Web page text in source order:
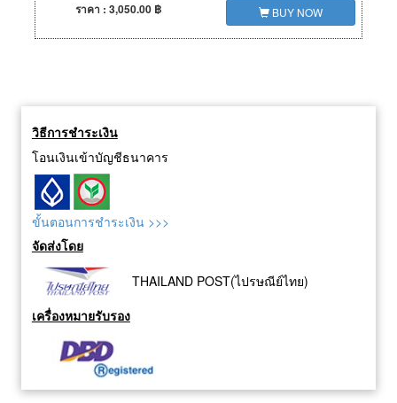
ราคา : 3,050.00 ฿ BUY NOW
วิธีการชำระเงิน
โอนเงินเข้าบัญชีธนาคาร
ขั้นตอนการชำระเงิน >>>
จัดส่งโดย
THAILAND POST(ไปรษณีย์ไทย)
เครื่องหมายรับรอง